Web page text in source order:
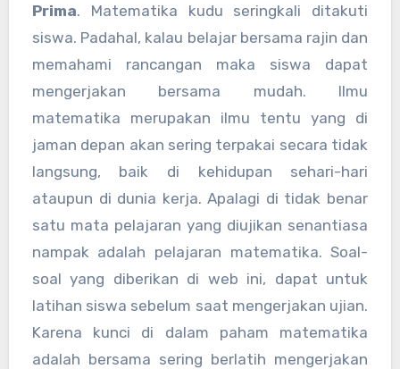
Prima. Matematika kudu seringkali ditakuti
siswa. Padahal, kalau belajar bersama rajin dan
memahami rancangan maka siswa dapat
mengerjakan bersama mudah. Ilmu
matematika merupakan ilmu tentu yang di
jaman depan akan sering terpakai secara tidak
langsung, baik di kehidupan sehari-hari
ataupun di dunia kerja. Apalagi di tidak benar
satu mata pelajaran yang diujikan senantiasa
nampak adalah pelajaran matematika. Soal-
soal yang diberikan di web ini, dapat untuk
latihan siswa sebelum saat mengerjakan ujian.
Karena kunci di dalam paham matematika
adalah bersama sering berlatih mengerjakan